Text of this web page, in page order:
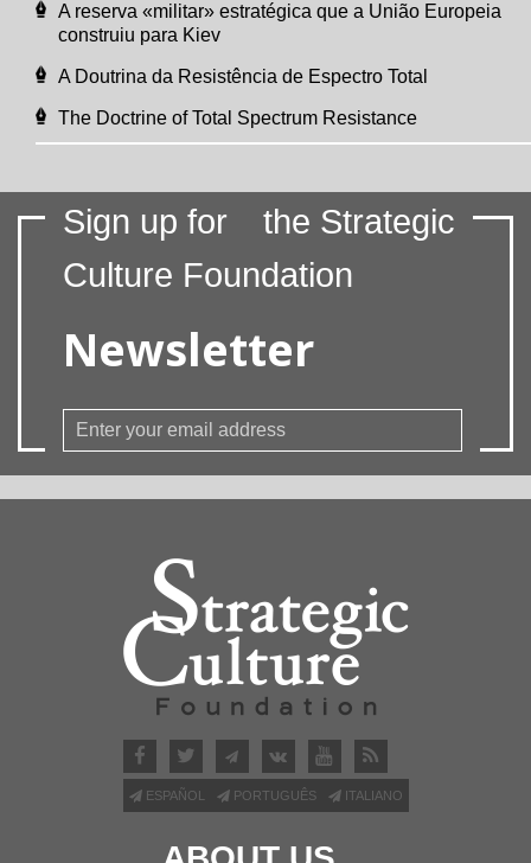
A reserva «militar» estratégica que a União Europeia
construiu para Kiev
A Doutrina da Resistência de Espectro Total
The Doctrine of Total Spectrum Resistance
Sign up for
the Strategic
Culture Foundation
Newsletter
ESPAÑOL PORTUGUÊS ITALIANO